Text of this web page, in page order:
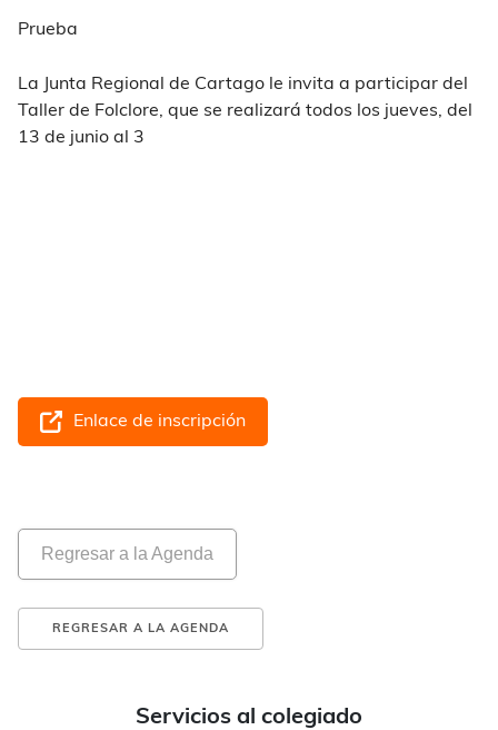
Servicios al colegiado
Prueba
La Junta Regional de Cartago le invita a participar del
Taller de Folclore, que se realizará todos los jueves, del
13 de junio al 3
Enlace de inscripción
Regresar a la Agenda
REGRESAR A LA AGENDA